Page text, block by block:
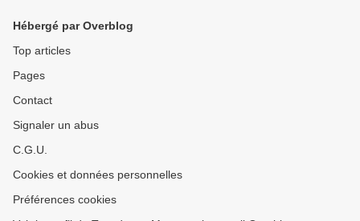
Hébergé par Overblog
Top articles
Pages
Contact
Signaler un abus
C.G.U.
Cookies et données personnelles
Préférences cookies